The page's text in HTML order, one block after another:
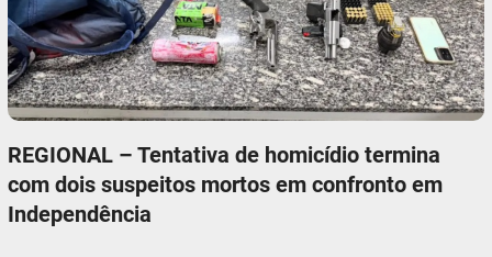
REGIONAL – Tentativa de homicídio termina
com dois suspeitos mortos em confronto em
Independência